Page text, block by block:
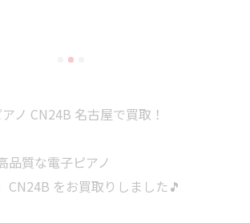
ノ CN24B 名古屋で買取！
品質な電子ピアノ
CN24B をお買取りしました🎵